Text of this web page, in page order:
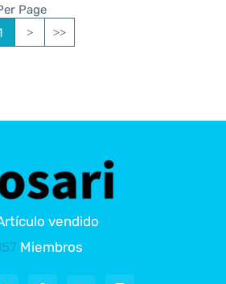
Page
> >>
vendido
Miembros